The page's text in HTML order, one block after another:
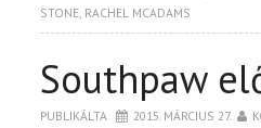
STONE RACHEL MCADAMS
Southpaw
PUBLIKÁLTA 2015. MÁRCIUS 27.